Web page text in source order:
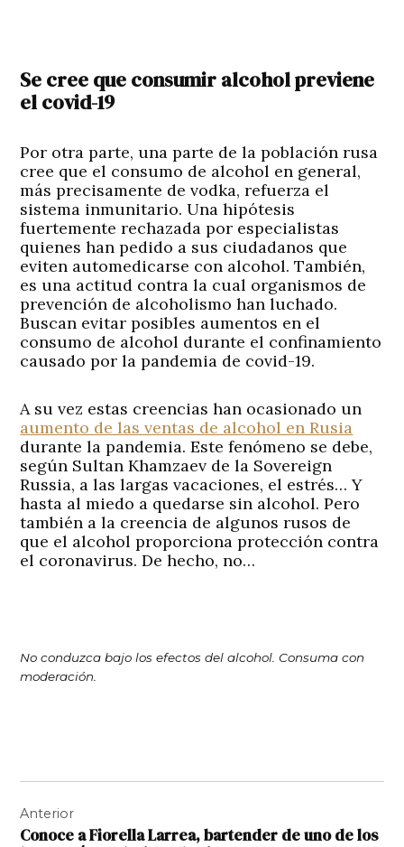
Se cree que consumir alcohol previene
el covid-19
Por otra parte, una parte de la población rusa
cree que el consumo de alcohol en general,
más precisamente de vodka, refuerza el
sistema inmunitario. Una hipótesis
fuertemente rechazada por especialistas
quienes han pedido a sus ciudadanos que
eviten automedicarse con alcohol. También,
es una actitud contra la cual organismos de
prevención de alcoholismo han luchado.
Buscan evitar posibles aumentos en el
consumo de alcohol durante el confinamiento
causado por la pandemia de covid-19.
A su vez estas creencias han ocasionado un
aumento de las ventas de alcohol en Rusia
durante la pandemia. Este fenómeno se debe,
según Sultan Khamzaev de la Sovereign
Russia, a las largas vacaciones, el estrés… Y
hasta al miedo a quedarse sin alcohol. Pero
también a la creencia de algunos rusos de
que el alcohol proporciona protección contra
el coronavirus. De hecho, no…
No conduzca bajo los efectos del alcohol. Consuma con
moderación.
de
Anterior
Conoce a Fiorella Larrea, bartender de uno de los